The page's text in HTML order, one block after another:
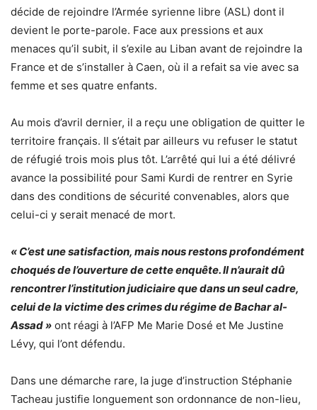
décide de rejoindre l’Armée syrienne libre (ASL) dont il
devient le porte-parole. Face aux pressions et aux
menaces qu’il subit, il s’exile au Liban avant de rejoindre la
France et de s’installer à Caen, où il a refait sa vie avec sa
femme et ses quatre enfants.
Au mois d’avril dernier, il a reçu une obligation de quitter le
territoire français. Il s’était par ailleurs vu refuser le statut
de réfugié trois mois plus tôt. L’arrêté qui lui a été délivré
avance la possibilité pour Sami Kurdi de rentrer en Syrie
dans des conditions de sécurité convenables, alors que
celui-ci y serait menacé de mort.
« C’est une satisfaction, mais nous restons profondément
choqués de l’ouverture de cette enquête. Il n’aurait dû
rencontrer l’institution judiciaire que dans un seul cadre,
celui de la victime des crimes du régime de Bachar al-
Assad » ont réagi à l’AFP Me Marie Dosé et Me Justine
Lévy, qui l’ont défendu.
Dans une démarche rare, la juge d’instruction Stéphanie
Tacheau justifie longuement son ordonnance de non-lieu,